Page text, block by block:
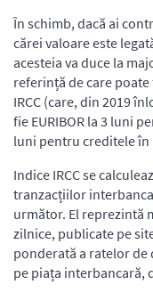
În schimb, dacă ai
cărei valoare este
acesteia va duce la
referință de care
IRCC (care, din 2019
fie EURIBOR la 3 luni
luni pentru creditele în
Indice IRCC se
tranzacțiilor
următor. El reprezintă
zilnice, publicate pe
ponderată a ratelor
pe piața